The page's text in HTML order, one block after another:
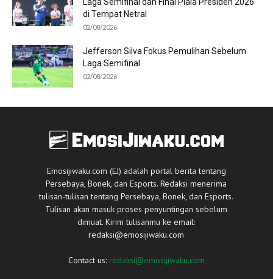
di Tempat Netral
02/08/2026
Jefferson Silva Fokus Pemulihan Sebelum
Laga Semifinal
02/08/2026
Emosijiwaku.com (EJ) adalah portal berita tentang
Persebaya, Bonek, dan Esports. Redaksi menerima
tulisan-tulisan tentang Persebaya, Bonek, dan Esports.
Tulisan akan masuk proses penyuntingan sebelum
dimuat. Kirim tulisanmu ke email:
redaksi@emosijiwaku.com
Contact us: redaksi@emosijiwaku.com